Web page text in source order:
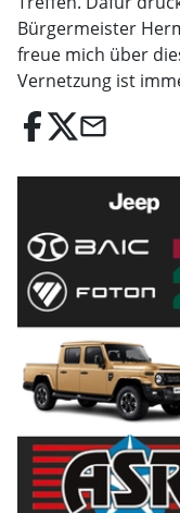
Bürgermeister
freue mich über
Vernetzung ist
email